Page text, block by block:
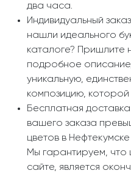
два часа.
Индивидуальный
нашли идеального
каталоге?
подробное
уникальную,
композицию, которой
Бесплатная
вашего заказа
цветов в
Мы гарантируем, что
сайте, является